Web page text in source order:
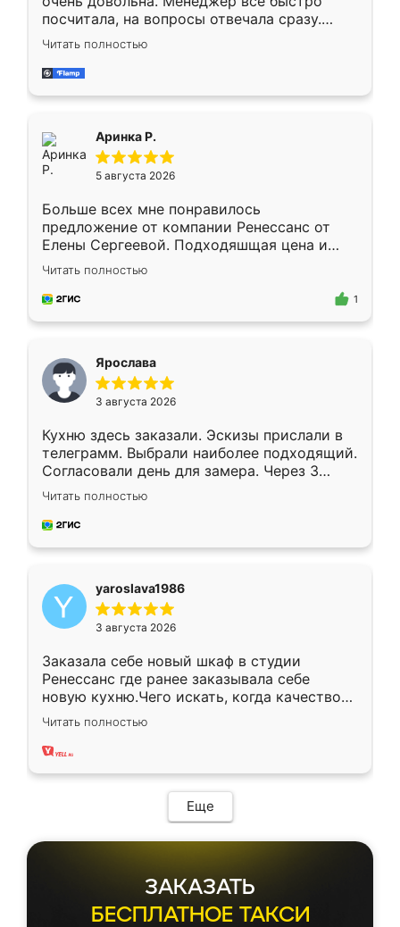
посчитала, на вопросы отвечала сразу.
Замерщик приехал в субботу, подошёл к
делу со всей ответственностью. Собрали
за день, ребята работали аккуратно, даже
Читать полностью
Аринка Р.
5 августа 2026
Больше всех мне понравилось
предложение от компании Ренессанс от
Елены Сергеевой. Подходяшщая цена и
короткие сроки изготовления. Приехавший
для замера сотрудник Владислав
предложил по моему эскизу самый
Читать полностью
1
Ярослава
3 августа 2026
Кухню здесь заказали. Эскизы прислали в
телеграмм. Выбрали наиболее подходящий.
Согласовали день для замера. Через 3
недели кухня была уже готова. Остались
довольны работой. Спасибо Ренессанс
мебель за качественную работу!
Читать полностью
yaroslava1986
3 августа 2026
Заказала себе новый шкаф в студии
Ренессанс где ранее заказывала себе
новую кухню.Чего искать, когда качеством
вполне довольна. Служит кухня уже почти
два года, нареканий нет.
Читать полностью
Еще
ЗАКАЗАТЬ
БЕСПЛАТНОЕ ТАКСИ